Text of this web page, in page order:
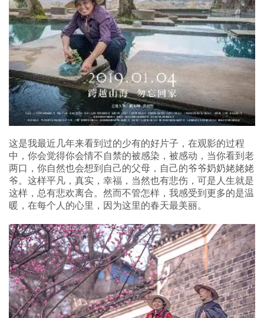
这是我最近几年来看到过的少有的好片子，在观影的过程
中，你会觉得你会情不自禁的被感染，被感动，当你看到老
两口，你自然也会想到自己的父母，自己的爷爷奶奶姥姥姥
爷。这样平凡，真实，幸福，当然也有悲伤，可是人生就是
这样，总有悲欢离合。然而不管怎样，我感受到更多的是温
暖，在每个人的心里，因为这里的春天最美丽。